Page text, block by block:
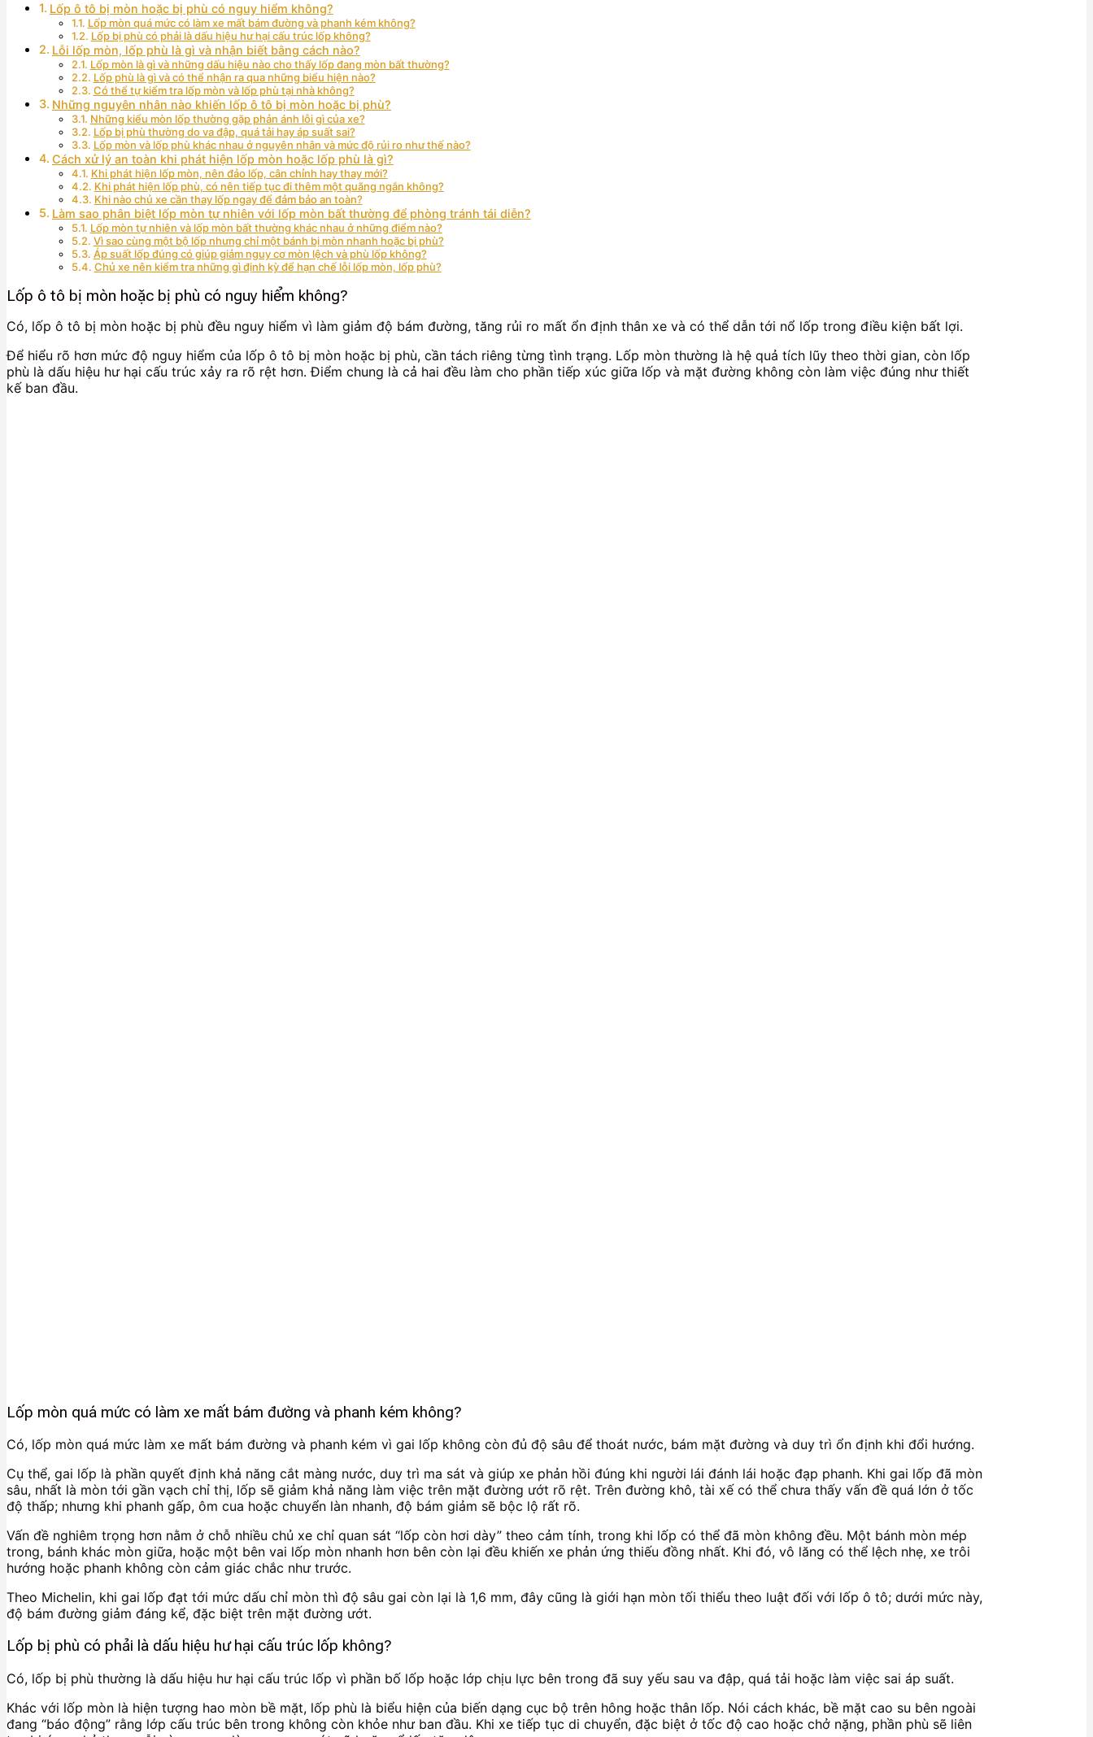
Lốp ô tô bị mòn hoặc bị phù có nguy hiểm không?
Lốp mòn quá mức có làm xe mất bám đường và phanh kém không?
Lốp bị phù có phải là dấu hiệu hư hại cấu trúc lốp không?
Lỗi lốp mòn, lốp phù là gì và nhận biết bằng cách nào?
Lốp mòn là gì và những dấu hiệu nào cho thấy lốp đang mòn bất thường?
Lốp phù là gì và có thể nhận ra qua những biểu hiện nào?
Có thể tự kiểm tra lốp mòn và lốp phù tại nhà không?
Những nguyên nhân nào khiến lốp ô tô bị mòn hoặc bị phù?
Những kiểu mòn lốp thường gặp phản ánh lỗi gì của xe?
Lốp bị phù thường do va đập, quá tải hay áp suất sai?
Lốp mòn và lốp phù khác nhau ở nguyên nhân và mức độ rủi ro như thế nào?
Cách xử lý an toàn khi phát hiện lốp mòn hoặc lốp phù là gì?
Khi phát hiện lốp mòn, nên đảo lốp, cân chỉnh hay thay mới?
Khi phát hiện lốp phù, có nên tiếp tục đi thêm một quãng ngắn không?
Khi nào chủ xe cần thay lốp ngay để đảm bảo an toàn?
Làm sao phân biệt lốp mòn tự nhiên với lốp mòn bất thường để phòng tránh tái diễn?
Lốp mòn tự nhiên và lốp mòn bất thường khác nhau ở những điểm nào?
Vì sao cùng một bộ lốp nhưng chỉ một bánh bị mòn nhanh hoặc bị phù?
Áp suất lốp đúng có giúp giảm nguy cơ mòn lệch và phù lốp không?
Chủ xe nên kiểm tra những gì định kỳ để hạn chế lỗi lốp mòn, lốp phù?
Lốp ô tô bị mòn hoặc bị phù có nguy hiểm không?
Có, lốp ô tô bị mòn hoặc bị phù đều nguy hiểm vì làm giảm độ bám đường, tăng rủi ro mất ổn định thân xe và có thể dẫn tới nổ lốp trong điều kiện bất lợi.
Để hiểu rõ hơn mức độ nguy hiểm của lốp ô tô bị mòn hoặc bị phù, cần tách riêng từng tình trạng. Lốp mòn thường là hệ quả tích lũy theo thời gian, còn lốp
phù là dấu hiệu hư hại cấu trúc xảy ra rõ rệt hơn. Điểm chung là cả hai đều làm cho phần tiếp xúc giữa lốp và mặt đường không còn làm việc đúng như thiết
kế ban đầu.
Lốp mòn quá mức có làm xe mất bám đường và phanh kém không?
Có, lốp mòn quá mức làm xe mất bám đường và phanh kém vì gai lốp không còn đủ độ sâu để thoát nước, bám mặt đường và duy trì ổn định khi đổi hướng.
Cụ thể, gai lốp là phần quyết định khả năng cắt màng nước, duy trì ma sát và giúp xe phản hồi đúng khi người lái đánh lái hoặc đạp phanh. Khi gai lốp đã mòn
sâu, nhất là mòn tới gần vạch chỉ thị, lốp sẽ giảm khả năng làm việc trên mặt đường ướt rõ rệt. Trên đường khô, tài xế có thể chưa thấy vấn đề quá lớn ở tốc
độ thấp; nhưng khi phanh gấp, ôm cua hoặc chuyển làn nhanh, độ bám giảm sẽ bộc lộ rất rõ.
Vấn đề nghiêm trọng hơn nằm ở chỗ nhiều chủ xe chỉ quan sát “lốp còn hơi dày” theo cảm tính, trong khi lốp có thể đã mòn không đều. Một bánh mòn mép
trong, bánh khác mòn giữa, hoặc một bên vai lốp mòn nhanh hơn bên còn lại đều khiến xe phản ứng thiếu đồng nhất. Khi đó, vô lăng có thể lệch nhẹ, xe trôi
hướng hoặc phanh không còn cảm giác chắc như trước.
Theo Michelin, khi gai lốp đạt tới mức dấu chỉ mòn thì độ sâu gai còn lại là 1,6 mm, đây cũng là giới hạn mòn tối thiểu theo luật đối với lốp ô tô; dưới mức này,
độ bám đường giảm đáng kể, đặc biệt trên mặt đường ướt.
Lốp bị phù có phải là dấu hiệu hư hại cấu trúc lốp không?
Có, lốp bị phù thường là dấu hiệu hư hại cấu trúc lốp vì phần bố lốp hoặc lớp chịu lực bên trong đã suy yếu sau va đập, quá tải hoặc làm việc sai áp suất.
Khác với lốp mòn là hiện tượng hao mòn bề mặt, lốp phù là biểu hiện của biến dạng cục bộ trên hông hoặc thân lốp. Nói cách khác, bề mặt cao su bên ngoài
đang “báo động” rằng lớp cấu trúc bên trong không còn khỏe như ban đầu. Khi xe tiếp tục di chuyển, đặc biệt ở tốc độ cao hoặc chở nặng, phần phù sẽ liên